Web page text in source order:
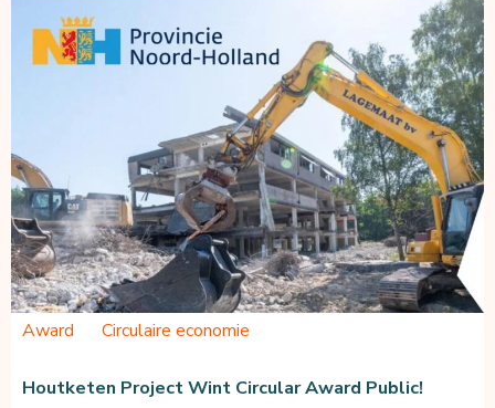
Award Circulaire economie
Houtketen Project Wint Circular Award Public!